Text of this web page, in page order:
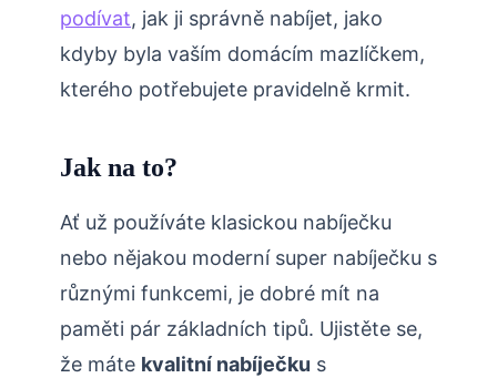
podívat, jak ji správně nabíjet, jako
kdyby byla vaším domácím mazlíčkem,
kterého potřebujete pravidelně krmit.
Jak na to?
Ať už používáte klasickou nabíječku
nebo nějakou moderní super nabíječku s
různými funkcemi, je dobré mít na
paměti pár základních tipů. Ujistěte se,
že máte kvalitní nabíječku s